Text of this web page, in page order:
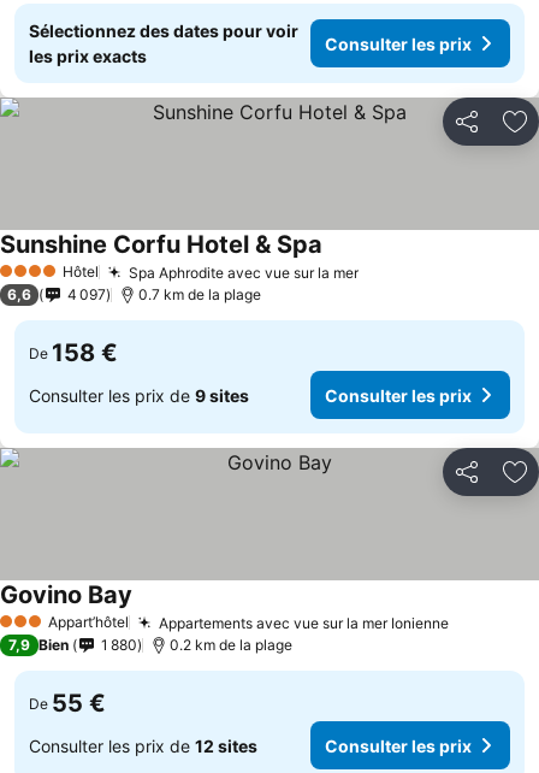
Sélectionnez des dates pour voir
les prix exacts
Consulter les prix
Partager
4 Étoiles Hôtel Spa Aphrodite avec vue sur la merConsulter les prix
Sunshine Corfu Hotel & Spa
6,6 4 097 0.7 km de la plage
De 158 €
Consulter les prix de 9 sites Consulter les prix
Partager
3 ÉtoilesAppart’hôtel Appartements avec vue sur la mer Ionienne
Govino Bay
7,9 Bien 1 880 0.2 km de la plage
De 55 €
Consulter les prix de 12 sites Consulter les prix